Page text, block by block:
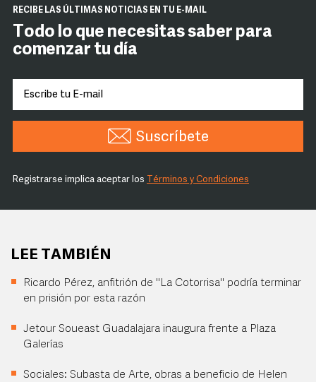
RECIBE LAS ÚLTIMAS NOTICIAS EN TU E-MAIL
Todo lo que necesitas saber para
comenzar tu día
Suscríbete
Registrarse implica aceptar los Términos y Condiciones
LEE TAMBIÉN
Ricardo Pérez, anfitrión de "La Cotorrisa" podría terminar
en prisión por esta razón
Jetour Soueast Guadalajara inaugura frente a Plaza
Galerías
Sociales: Subasta de Arte, obras a beneficio de Helen